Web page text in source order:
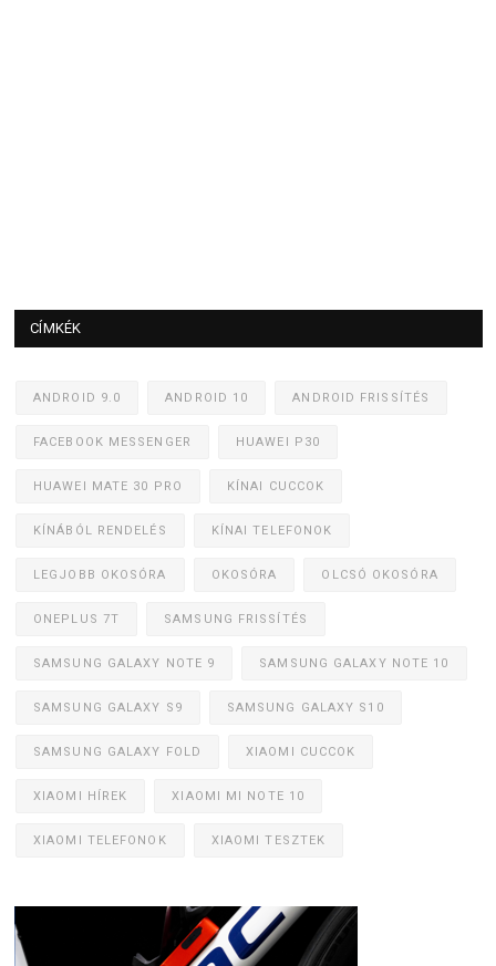
CÍMKÉK
ANDROID 9.0 ANDROID 10 ANDROID FRISSÍTÉS
FACEBOOK MESSENGER HUAWEI P30
HUAWEI MATE 30 PRO KÍNAI CUCCOK
KÍNÁBÓL RENDELÉS KÍNAI TELEFONOK
LEGJOBB OKOSÓRA OKOSÓRA OLCSÓ OKOSÓRA
ONEPLUS 7T SAMSUNG FRISSÍTÉS
SAMSUNG GALAXY NOTE 9 SAMSUNG GALAXY NOTE 10
SAMSUNG GALAXY S9 SAMSUNG GALAXY S10
SAMSUNG GALAXY FOLD XIAOMI CUCCOK
XIAOMI HÍREK XIAOMI MI NOTE 10
XIAOMI TELEFONOK XIAOMI TESZTEK